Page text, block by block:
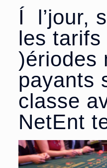
Í l’jour,
les tarifs
)ériodes
payants
classe
NetEnt